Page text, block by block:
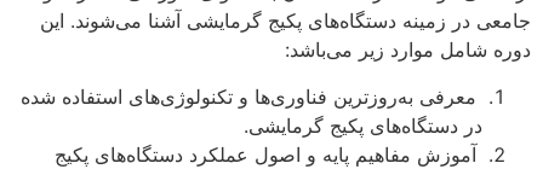
جامعی در زمینه دستگاه‌های پکیج گرمایشی آشنا می‌شوند. این
دوره شامل موارد زیر می‌باشد:
معرفی به‌روزترین فناوری‌ها و تکنولوژی‌های استفاده شده
در دستگاه‌های پکیج گرمایشی.
آموزش مفاهیم پایه و اصول عملکرد دستگاه‌های پکیج